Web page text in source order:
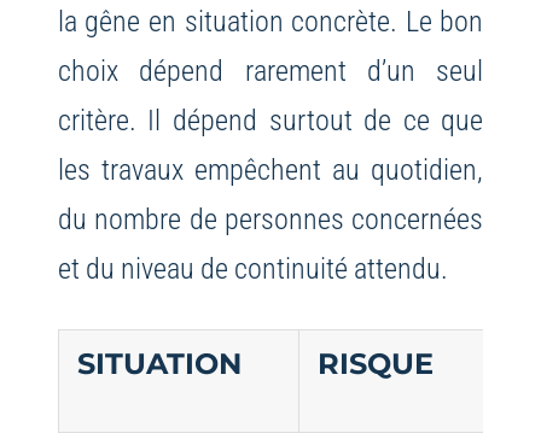
la gêne en situation concrète. Le bon
choix dépend rarement d’un seul
critère. Il dépend surtout de ce que
les travaux empêchent au quotidien,
du nombre de personnes concernées
et du niveau de continuité attendu.
SITUATION RISQUE